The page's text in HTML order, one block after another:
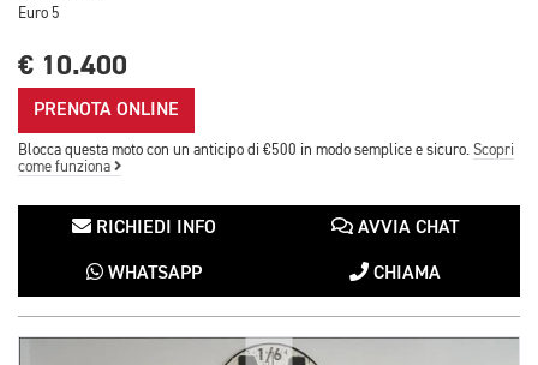
Euro 5
€ 10.400
PRENOTA ONLINE
Blocca questa moto con un anticipo di €500 in modo semplice e sicuro. Scopri
come funziona
RICHIEDI INFO AVVIA CHAT
WHATSAPP CHIAMA
1/6